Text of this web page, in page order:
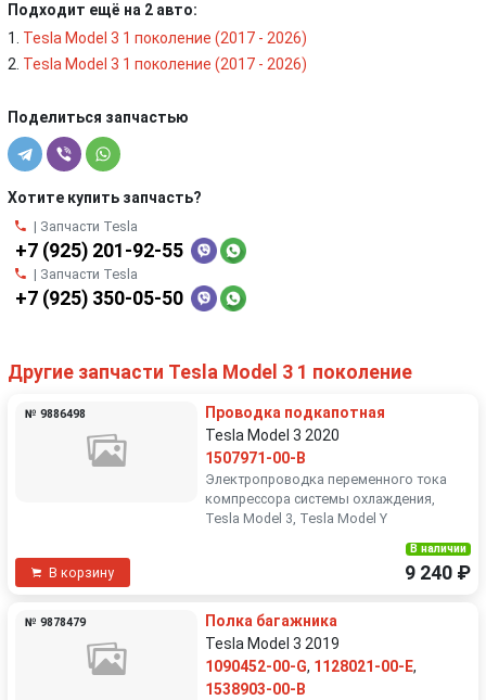
Подходит ещё на 2 авто:
Tesla Model 3 1 поколение (2017 - 2026)
Tesla Model 3 1 поколение (2017 - 2026)
Поделиться запчастью
Хотите купить запчасть?
| Запчасти Tesla
+7 (925) 201-92-55
| Запчасти Tesla
+7 (925) 350-05-50
Другие запчасти Tesla Model 3 1 поколение
№ 9886498
Проводка подкапотная
Tesla Model 3 2020
1507971-00-B
Электропроводка переменного тока
компрессора системы охлаждения,
Tesla Model 3, Tesla Model Y
В корзину
В наличии
9 240 ₽
№ 9878479
Полка багажника
Tesla Model 3 2019
1090452-00-G, 1128021-00-E,
1538903-00-B